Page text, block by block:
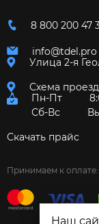
Наш
8 800 200 47
info@tdel.pro
Улица 2-я
Схема
Пн-Пт
Сб-Вс
Скачать прайс
Принимаем к оплате: